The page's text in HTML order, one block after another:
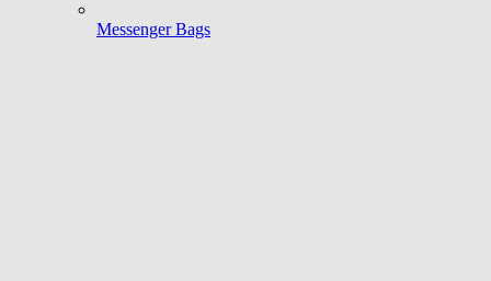
Messenger Bags